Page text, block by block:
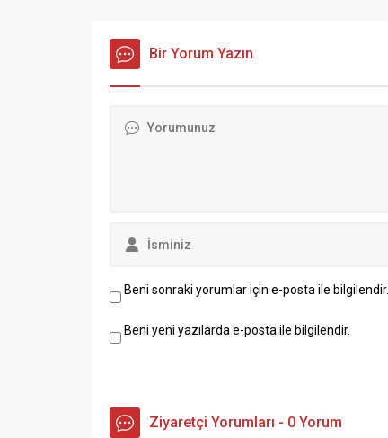
Bir Yorum Yazın
Beni sonraki yorumlar için e-posta ile bilgilendir.
Beni yeni yazılarda e-posta ile bilgilendir.
Ziyaretçi Yorumları - 0 Yorum